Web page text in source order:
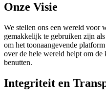
Onze Visie
We stellen ons een wereld voor
gemakkelijk te gebruiken zijn
om het toonaangevende
over de hele wereld helpt om
benutten.
Integriteit en